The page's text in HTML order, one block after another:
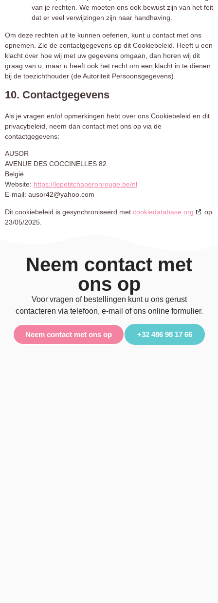
van je rechten. We moeten ons ook bewust zijn van het feit
dat er veel verwijzingen zijn naar handhaving.
Om deze rechten uit te kunnen oefenen, kunt u contact met ons
opnemen. Zie de contactgegevens op dit Cookiebeleid. Heeft u een
klacht over hoe wij met uw gegevens omgaan, dan horen wij dit
graag van u, maar u heeft ook het recht om een klacht in te dienen
bij de toezichthouder (de Autoriteit Persoonsgegevens).
10. Contactgegevens
Als je vragen en/of opmerkingen hebt over ons Cookiebeleid en dit
privacybeleid, neem dan contact met ons op via de
contactgegevens:
AUSOR
AVENUE DES COCCINELLES 82
België
Website: https://lepetitchaperonrouge.be/nl
E-mail: ausor42@yahoo.com
Dit cookiebeleid is gesynchroniseerd met cookiedatabase.org
op
23/05/2025.
Neem contact met
ons op
Voor vragen of bestellingen kunt u ons gerust
contacteren via telefoon, e-mail of ons online formulier.
Neem contact met ons op +32 486 98 17 66